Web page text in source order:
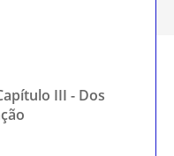
III - Dos